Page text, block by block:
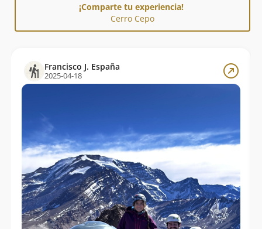
¡Comparte tu experiencia!
Cerro Cepo
Francisco J. España
2025-04-18